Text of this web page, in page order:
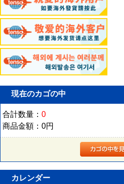
現在のカゴの中
合計数量：0
商品金額：0円
カレンダー